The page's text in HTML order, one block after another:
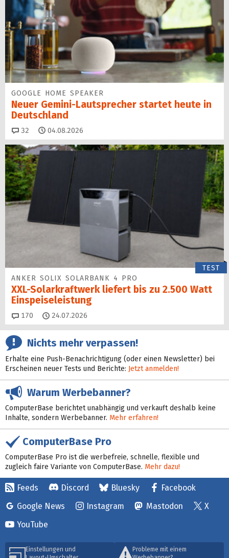
GOOGLE HOME SPEAKER
Neuer Gemini-Laut­spre­cher startet heu­te in
Deutschland
32 Kommentare
04.08.2026
TEST
ANKER SOLIX SOLARBANK 4 PRO
XXL-Solarkraftwerk liefert bis zu 2.500 Watt
Einspeise­leistung
170 Kommentare
24.07.2026
Nichts mehr verpassen!
Erhalte eine Push-Benachrichtigung (oder einen Newsletter) bei
Erscheinen neuer Tests und Berichte: Jetzt anmelden!
Warum Werbebanner?
ComputerBase berichtet unabhängig und verkauft deshalb keine
Inhalte, sondern Werbebanner. Mehr erfahren!
ComputerBase Pro
ComputerBase Pro ist die werbefreie, schnelle, flexible und
zugleich faire Variante von ComputerBase. Mehr dazu!
Feeds Discord Bluesky
Facebook
Google News
Instagram Mastodon
X
YouTube
Einstellungen und
Probleme mit einem